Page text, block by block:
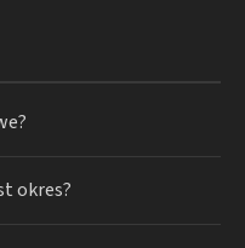
okres?